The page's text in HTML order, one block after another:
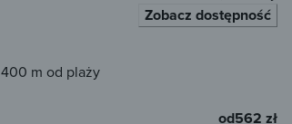
Zobacz dostępność
400 m od plaży
od562 zł